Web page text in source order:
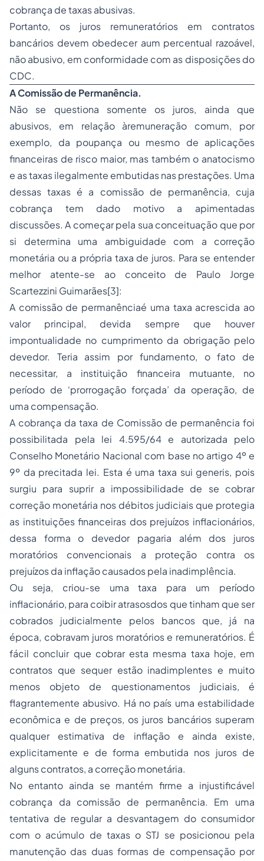
cobrança de taxas abusivas.
Portanto, os juros remuneratórios em contratos
bancários devem obedecer aum percentual razoável,
não abusivo, em conformidade com as disposições do
CDC.
A Comissão de Permanência.
Não se questiona somente os juros, ainda que
abusivos, em relação àremuneração comum, por
exemplo, da poupança ou mesmo de aplicações
financeiras de risco maior, mas também o anatocismo
e as taxas ilegalmente embutidas nas prestações. Uma
dessas taxas é a comissão de permanência, cuja
cobrança tem dado motivo a apimentadas
discussões. A começar pela sua conceituação que por
si determina uma ambiguidade com a correção
monetária ou a própria taxa de juros. Para se entender
melhor atente-se ao conceito de Paulo Jorge
Scartezzini Guimarães[3]:
A comissão de permanênciaé uma taxa acrescida ao
valor principal, devida sempre que houver
impontualidade no cumprimento da obrigação pelo
devedor. Teria assim por fundamento, o fato de
necessitar, a instituição financeira mutuante, no
período de ‘prorrogação forçada’ da operação, de
uma compensação.
A cobrança da taxa de Comissão de permanência foi
possibilitada pela lei 4.595/64 e autorizada pelo
Conselho Monetário Nacional com base no artigo 4º e
9º da precitada lei. Esta é uma taxa sui generis, pois
surgiu para suprir a impossibilidade de se cobrar
correção monetária nos débitos judiciais que protegia
as instituições financeiras dos prejuízos inflacionários,
dessa forma o devedor pagaria além dos juros
moratórios convencionais a proteção contra os
prejuízos da inflação causados pela inadimplência.
Ou seja, criou-se uma taxa para um período
inflacionário, para coibir atrasosdos que tinham que ser
cobrados judicialmente pelos bancos que, já na
época, cobravam juros moratórios e remuneratórios. É
fácil concluir que cobrar esta mesma taxa hoje, em
contratos que sequer estão inadimplentes e muito
menos objeto de questionamentos judiciais, é
flagrantemente abusivo. Há no país uma estabilidade
econômica e de preços, os juros bancários superam
qualquer estimativa de inflação e ainda existe,
explicitamente e de forma embutida nos juros de
alguns contratos, a correção monetária.
No entanto ainda se mantém firme a injustificável
cobrança da comissão de permanência. Em uma
tentativa de regular a desvantagem do consumidor
com o acúmulo de taxas o STJ se posicionou pela
manutenção das duas formas de compensação por